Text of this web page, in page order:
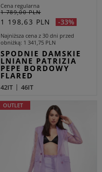
Cena regularna
1 789,00 PLN
1 198,63 PLN -33%
Najniższa cena z 30 dni przed
obniżką 1 341,75 PLN
SPODNIE DAMSKIE
LNIANE PATRIZIA
PEPE BORDOWY
FLARED
42IT 46IT
OUTLET